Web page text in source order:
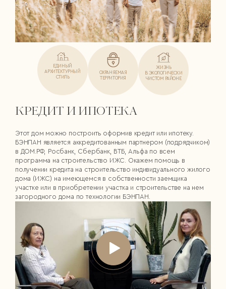
ЕДИНЫЙ
АРХИТЕКТУРНЫЙ
СТИЛЬ
ОХРАНЯЕМАЯ
ТЕРРИТОРИЯ
ЖИЗНЬ
В ЭКОЛОГИЧЕСКИ
ЧИСТОМ РАЙОНЕ
КРЕДИТ И ИПОТЕКА
Этот дом можно построить оформив кредит или ипотеку.
БЭНПАН является аккредитованным партнером (подрядчиком)
в ДОМ.РФ, Росбанк, Сбербанк, ВТБ, Альфа по всем
программа на строительство ИЖС. Окажем помощь в
получении кредита на строительство индивидуального жилого
дома (ИЖС) на имеющемся в собственности заемщика
участке или в приобретении участка и строительстве на нем
загородного дома по технологии БЭНПАН.